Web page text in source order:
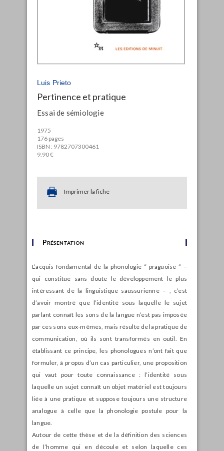
Luis Prieto
Pertinence et pratique
Essai de sémiologie
1975
176 pages
ISBN : 9782707300461
9.90 €
Imprimer la fiche
Présentation
L’acquis fondamental de la phonologie “ praguoise ” –
qui constitue sans doute le développement le plus
intéressant de la linguistique saussurienne – , c’est
d’avoir montré que l’identité sous laquelle le sujet
parlant connaît les sons de la langue n’est pas imposée
par ces sons eux-mêmes, mais résulte de la pratique de
communication, où ils sont transformés en outil. En
établissant ce principe, les phonologues n’ont fait que
formuler, à propos d’un cas particulier, une proposition
qui vaut pour toute connaissance : l’identité sous
laquelle un sujet connaît un objet matériel est toujours
liée à une pratique et suppose toujours une structure
analogue à celle que la phonologie postule pour la
langue.
Autour de cette thèse et de la définition des sciences
de l’homme qui en découle et selon laquelle ces